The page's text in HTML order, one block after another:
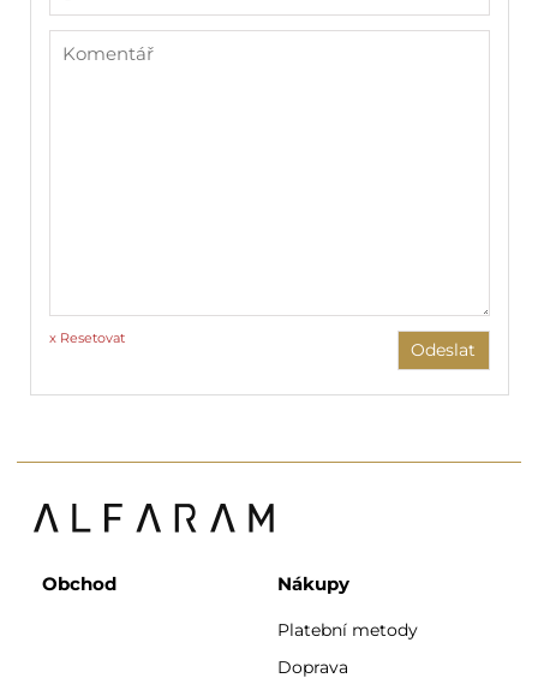
x Resetovat
Odeslat
Obchod Nákupy
Platební metody
Doprava